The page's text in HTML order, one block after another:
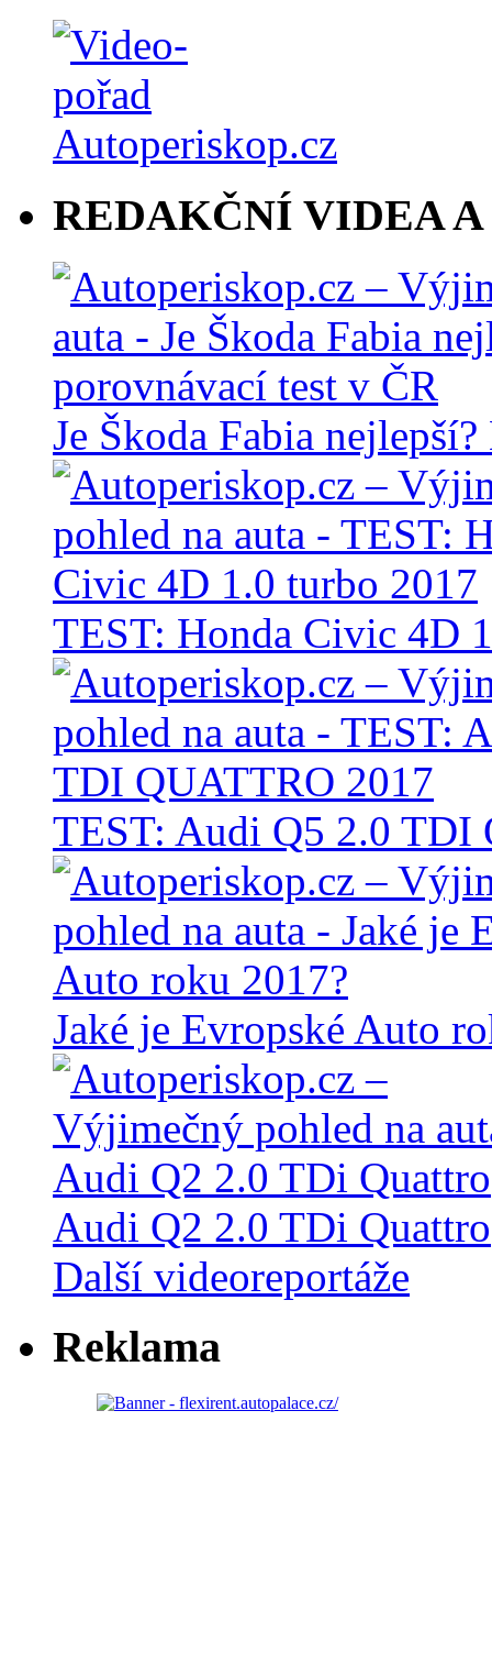
REDAKČNÍ VIDEA A
Je Škoda Fabia
TEST: Honda Civic 4D
TEST: Audi Q5 2.0 TDI
Jaké je Evropské Auto
Audi Q2 2.0 TDi Quattro
Další videoreportáže
Reklama